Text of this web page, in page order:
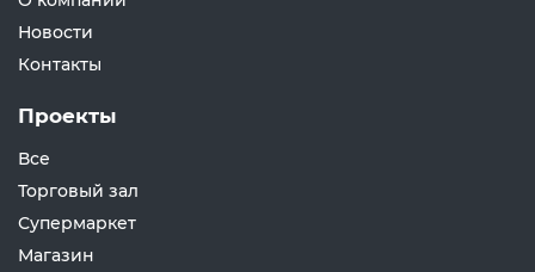
Новости
Контакты
Проекты
Все
Торговый зал
Супермаркет
Магазин